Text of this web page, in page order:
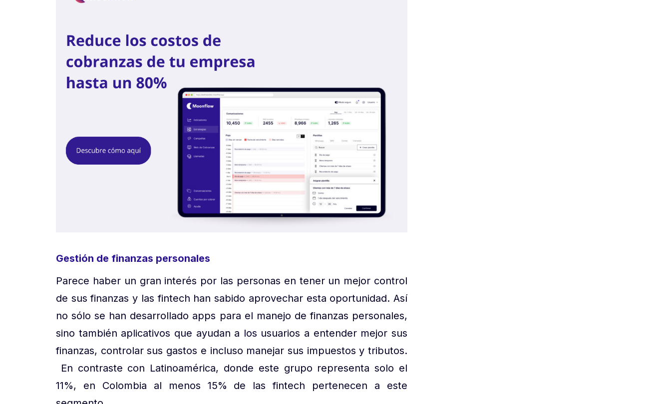
Gestión de finanzas personales
Parece haber un gran interés por las personas en tener un mejor control
de sus finanzas y las fintech han sabido aprovechar esta oportunidad. Así
no sólo se han desarrollado apps para el manejo de finanzas personales,
sino también aplicativos que ayudan a los usuarios a entender mejor sus
finanzas, controlar sus gastos e incluso manejar sus impuestos y tributos.
En contraste con Latinoamérica, donde este grupo representa solo el
11%, en Colombia al menos 15% de las fintech pertenecen a este